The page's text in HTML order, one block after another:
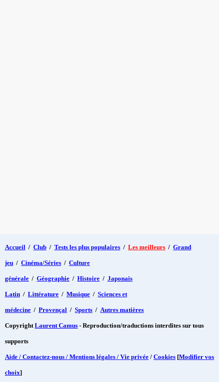
Accueil / Club / Tests les plus populaires / Les meilleurs / Grand
jeu / Cinéma/Séries / Culture
générale / Géographie / Histoire / Japonais
Latin / Littérature / Musique / Sciences et
médecine / Provençal / Sports / Autres matières
CopyrightLaurent Camus - Reproduction/traductions interdites sur tous
supports
Aide / Contactez-nous / Mentions légales / Vie privée / Cookies [Modifier vos
choix]